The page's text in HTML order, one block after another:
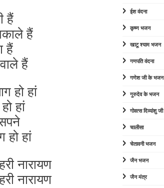
हैं
हैं
हैं
हैं
हो हां
हां
हां
नारायण
नारायण
ईश वंदना
कृष्ण भजन
खाटू श्याम भजन
गणपति वंदना
गणेश जी के भजन
गुरुदेव के भजन
गोवत्स दिव्यांशु जी
चालीसा
चेतावनी भजन
जैन भजन
जैन मंत्र